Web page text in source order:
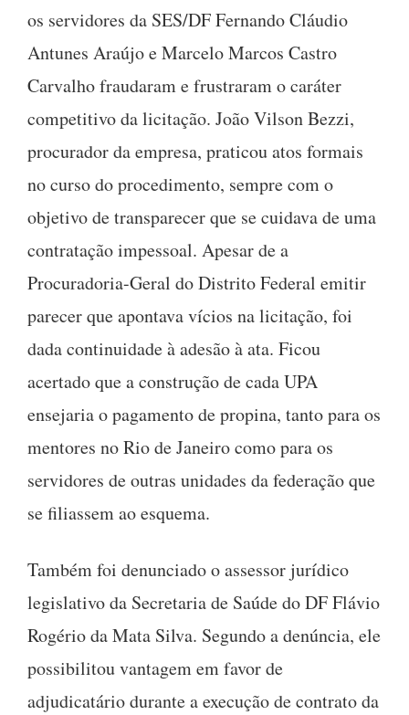
os servidores da SES/DF Fernando Cláudio
Antunes Araújo e Marcelo Marcos Castro
Carvalho fraudaram e frustraram o caráter
competitivo da licitação. João Vilson Bezzi,
procurador da empresa, praticou atos formais
no curso do procedimento, sempre com o
objetivo de transparecer que se cuidava de uma
contratação impessoal. Apesar de a
Procuradoria-Geral do Distrito Federal emitir
parecer que apontava vícios na licitação, foi
dada continuidade à adesão à ata. Ficou
acertado que a construção de cada UPA
ensejaria o pagamento de propina, tanto para os
mentores no Rio de Janeiro como para os
servidores de outras unidades da federação que
se filiassem ao esquema.
Também foi denunciado o assessor jurídico
legislativo da Secretaria de Saúde do DF Flávio
Rogério da Mata Silva. Segundo a denúncia, ele
possibilitou vantagem em favor de
adjudicatário durante a execução de contrato da